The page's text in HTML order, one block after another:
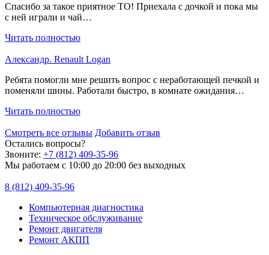
Спасибо за такое приятное ТО! Приехала с дочкой и пока мы
с ней играли и чай…
Читать полностью
Александр. Renault Logan
Ребята помогли мне решить вопрос с неработающей печкой и
поменяли шины. Работали быстро, в комнате ожидания…
Читать полностью
Смотреть все отзывы Добавить отзыв
Остались вопросы?
Звоните: +7 (812) 409-35-96
Мы работаем с 10:00 до 20:00 без выходных
8 (812) 409-35-96
Компьютерная диагностика
Техническое обслуживание
Ремонт двигателя
Ремонт АКПП